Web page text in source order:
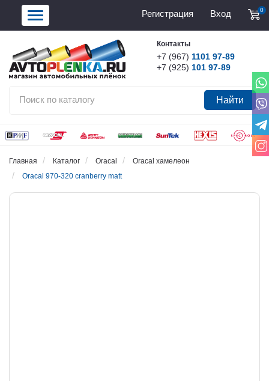
Регистрация Вход 0
Найти
Контакты
+7 (967) 1101 97-89
+7 (925) 101 97-89
Главная Каталог Oracal
Oracal хамелеон
Oracal 970-320 cranberry matt